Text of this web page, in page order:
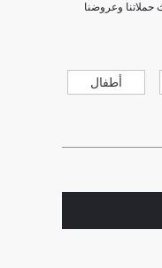
وعروضنا
أطفال